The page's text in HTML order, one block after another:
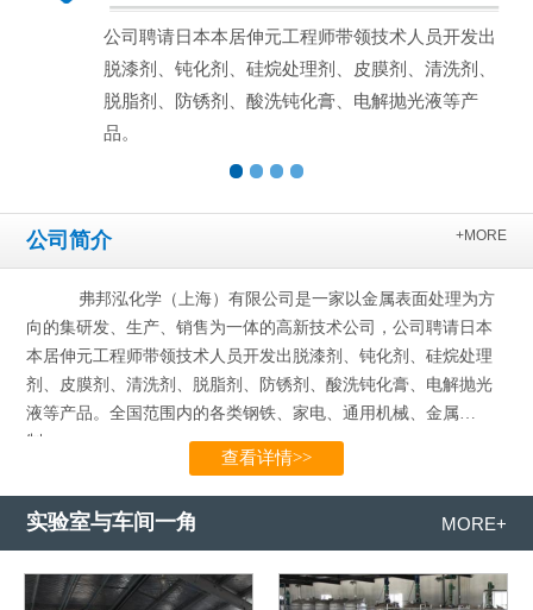
公司聘请日本本居伸元工程师带领技术人员开发出
脱漆剂、钝化剂、硅烷处理剂、皮膜剂、清洗剂、
脱脂剂、防锈剂、酸洗钝化膏、电解抛光液等产
品。
公司简介 +MORE
弗邦泓化学（上海）有限公司是一家以金属表面处理为方
向的集研发、生产、销售为一体的高新技术公司，公司聘请日本
本居伸元工程师带领技术人员开发出脱漆剂、钝化剂、硅烷处理
剂、皮膜剂、清洗剂、脱脂剂、防锈剂、酸洗钝化膏、电解抛光
液等产品。全国范围内的各类钢铁、家电、通用机械、金属
制…...
查看详情>>
实验室与车间一角 MORE+